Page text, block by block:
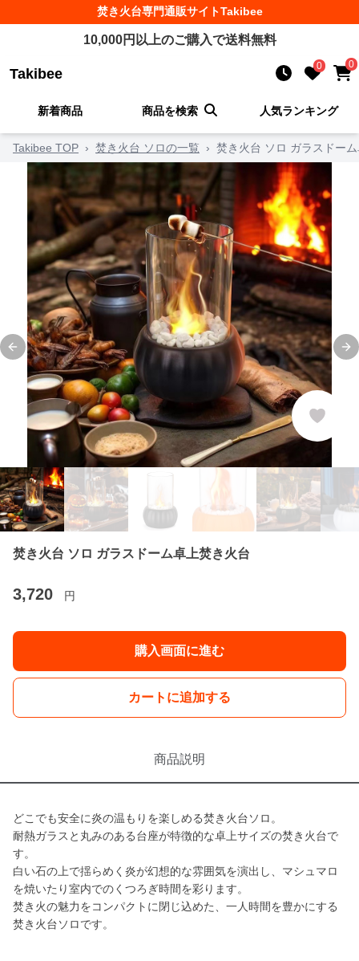
焚き火台専門通販サイトTakibee
10,000円以上のご購入で送料無料
Takibee 0 0
新着商品 商品を検索 人気ランキング
Takibee TOP › 焚き火台 ソロの一覧 › 焚き火台 ソロ ガラスドー
Previous slide
焚き火台 ソロ ガラスドーム卓上焚き火台
3,720 円
購入画面に進む
カートに追加する
商品説明
どこでも安全に炎の温もりを楽しめる焚き火台ソロ。
耐熱ガラスと丸みのある台座が特徴的な卓上サイズの焚き火台で
す。
白い石の上で揺らめく炎が幻想的な雰囲気を演出し、マシュマロ
を焼いたり室内でのくつろぎ時間を彩ります。
焚き火の魅力をコンパクトに閉じ込めた、一人時間を豊かにする
焚き火台ソロです。